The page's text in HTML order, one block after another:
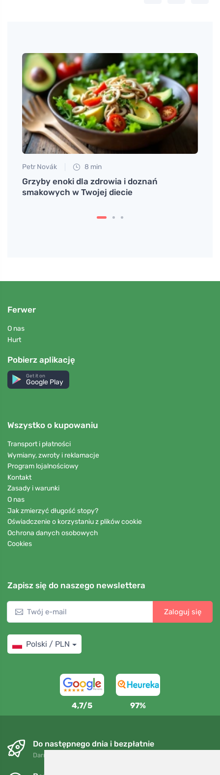
Petr Novák 8 min
Grzyby enoki dla zdrowia i doznań
smakowych w Twojej diecie
Ferwer
O nas
Hurt
Pobierz aplikację
Get it on
Google Play
Wszystko o kupowaniu
Transport i płatności
Wymiany, zwroty i reklamacje
Program lojalnościowy
Kontakt
Zasady i warunki
O nas
Jak zmierzyć długość stopy?
Oświadczenie o korzystaniu z plików cookie
Ochrona danych osobowych
Cookies
Zapisz się do naszego newslettera
Zaloguj się
Polski / PLN
4,7/5 97%
Do następnego dnia i bezpłatnie
Darmowa wysyłka dla zamówień powyżej 250 PLN